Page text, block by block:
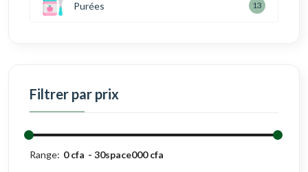
Purées 13
Filtrer par prix
Range: 0 cfa 30space000 cfa